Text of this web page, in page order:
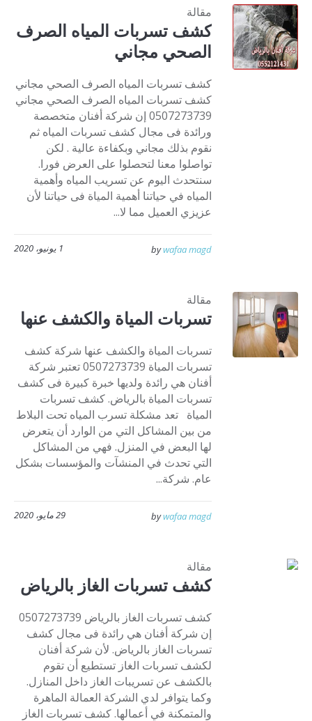
مقالة
كشف تسربات المياه الصرف
الصحي مجاني
كشف تسربات المياه الصرف الصحي مجاني
كشف تسربات المياه الصرف الصحي مجاني
0507273739 إن شركة أفنان متخصصة
ورائدة فى مجال كشف تسربات المياه ثم
نقوم بذلك مجاني وبكفاءة عالية . لكن
تواصلوا معنا لتحصلوا على العرض فورا.
سنتحدث اليوم عن تسريب المياه وأهمية
المياه في حياتنا أهمية المياة فى حياتنا لأن
عزيزي العميل مما لا...
1 يونيو، 2020 bywafaa magd
مقالة
تسربات المياة والكشف عنها
تسربات المياة والكشف عنها شركة كشف
تسربات المياة 0507273739 تعتبر شركة
أفنان هي رائدة ولديها خبرة كبيرة فى كشف
تسربات المياة بالرياض. كشف تسربات
المياة تعد مشكلة تسرب المياه تحت البلاط
من بين المشاكل التي من الوارد أن يتعرض
لها البعض في المنزل. فهي من المشاكل
التي تحدث في المنشآت والمؤسسات بشكل
عام. شركة...
29 مايو، 2020 bywafaa magd
مقالة
كشف تسربات الغاز بالرياض
كشف تسربات الغاز بالرياض 0507273739
إن شركة أفنان هي رائدة فى مجال كشف
تسربات الغاز بالرياض. لأن شركة أفنان
لكشف تسربات الغاز تستطيع أن تقوم
بالكشف عن تسريبات الغاز داخل المنازل.
وكما يتوافر لدي الشركة العمالة الماهرة
والمتمكنة في أعمالها. كشف تسربات الغاز